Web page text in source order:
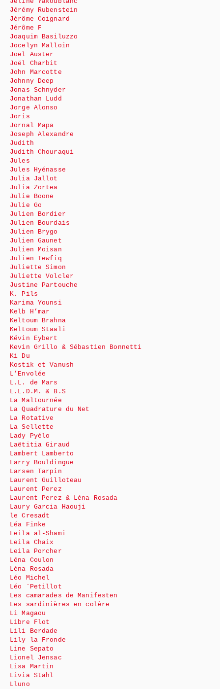
Jérémy Rubenstein
Jérôme Coignard
Jérôme F
Joaquim Basiluzzo
Jocelyn Malloin
Joël Auster
Joël Charbit
John Marcotte
Johnny Deep
Jonas Schnyder
Jonathan Ludd
Jorge Alonso
Joris
Jornal Mapa
Joseph Alexandre
Judith
Judith Chouraqui
Jules
Jules Hyénasse
Julia Jallot
Julia Zortea
Julie Boone
Julie Go
Julien Bordier
Julien Bourdais
Julien Brygo
Julien Gaunet
Julien Moisan
Julien Tewfiq
Juliette Simon
Juliette Volcler
Justine Partouche
K. Pils
Karima Younsi
Kelb H’mar
Keltoum Brahna
Keltoum Staali
Kévin Eybert
Kevin Grillo & Sébastien Bonnetti
Ki Du
Kostik et Vanush
L’Envolée
L.L. de Mars
L.L.D.M. & B.S
La Maltournée
La Quadrature du Net
La Rotative
La Sellette
Lady Pyélo
Laëtitia Giraud
Lambert Lamberto
Larry Bouldingue
Larsen Tarpin
Laurent Guilloteau
Laurent Perez
Laurent Perez & Léna Rosada
Laury Garcia Haouji
le Cresadt
Léa Finke
Leila al-Shami
Leila Chaix
Leila Porcher
Léna Coulon
Léna Rosada
Léo Michel
Léo ¨Petillot
Les camarades de Manifesten
Les sardinières en colère
Li Magaou
Libre Flot
Lili Berdade
Lily la Fronde
Line Sepato
Lionel Jensac
Lisa Martin
Livia Stahl
Lluno